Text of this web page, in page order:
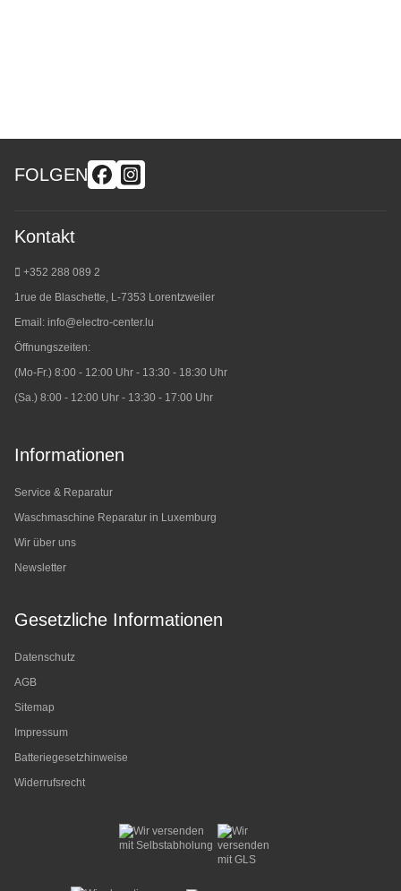
FOLGEN
Kontakt
+352 288 089 2
1rue de Blaschette, L-7353 Lorentzweiler
Email: info@electro-center.lu
Öffnungszeiten:
(Mo-Fr.) 8:00 - 12:00 Uhr - 13:30 - 18:30 Uhr
(Sa.) 8:00 - 12:00 Uhr - 13:30 - 17:00 Uhr
Informationen
Service & Reparatur
Waschmaschine Reparatur in Luxemburg
Wir über uns
Newsletter
Gesetzliche Informationen
Datenschutz
AGB
Sitemap
Impressum
Batteriegesetzhinweise
Widerrufsrecht